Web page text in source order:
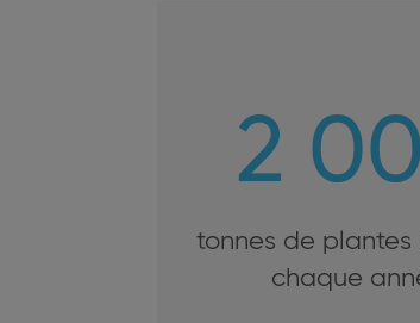
2
tonnes de plantes
chaque